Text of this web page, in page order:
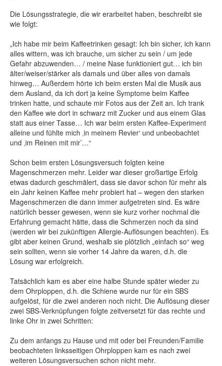
Die Lösungsstrategie, die wir erarbeitet haben, beschreibt sie
wie folgt:
„Ich habe mir beim Kaffeetrinken gesagt: Ich bin sicher, ich kann
alles wittern, was ich brauche, um sicher zu sein / um jede
Gefahr abzuwenden… / meine Nase funktioniert gut… ich bin
älter/weiser/stärker als damals und über alles von damals
hinweg… Außerdem hörte ich beim ersten Mal die Musik aus
dem Ausland, da ich dort ja keine Symptome beim Kaffee
trinken hatte, und schaute mir Fotos aus der Zeit an. Ich trank
den Kaffee wie dort in schwarz mit Zucker und aus einem Glas
statt aus einer Tasse… Ich war beim ersten Kaffee-Experiment
alleine und fühlte mich ‚in meinem Revier‘ und unbeobachtet
und ‚im Reinen mit mir’…“
Schon beim ersten Lösungsversuch folgten keine
Magenschmerzen mehr. Leider war dieser großartige Erfolg
etwas dadurch geschmälert, dass sie davor schon für mehr als
ein Jahr keinen Kaffee mehr probiert hat – wegen den starken
Magenschmerzen die dann immer aufgetreten sind. Es wäre
natürlich besser gewesen, wenn sie kurz vorher nochmal die
Erfahrung gemacht hätte, dass die Schmerzen noch da sind
(werden wir bei zukünftigen Allergie-Auflösungen beachten). Es
gibt aber keinen Grund, weshalb sie plötzlich „einfach so“ weg
sein sollten, wenn sie vorher 14 Jahre da waren, d.h. die
Lösung war erfolgreich.
Tatsächlich kam es aber eine halbe Stunde später wieder zu
dem Ohrploppen, d.h. die Schiene wurde nur für ein SBS
aufgelöst, für die zwei anderen noch nicht. Die Auflösung dieser
zwei SBS-Verknüpfungen folgte zeitversetzt für das rechte und
linke Ohr in zwei Schritten:
Zu dem anfangs zu Hause und mit oder bei Freunden/Familie
beobachteten linksseitigen Ohrploppen kam es nach zwei
weiteren Lösungsversuchen schon nicht mehr.